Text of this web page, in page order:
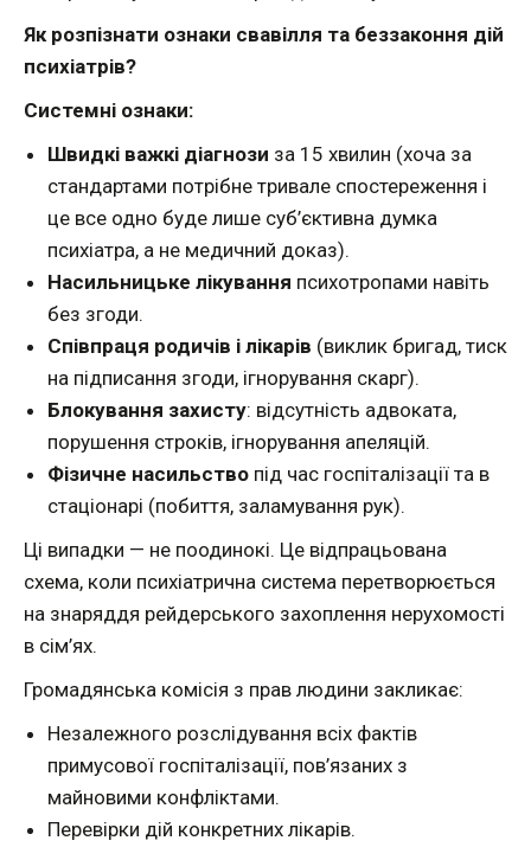
Як розпізнати ознаки свавілля та беззаконня дій
психіатрів?
Системні ознаки:
Швидкі важкі діагнози за 15 хвилин (хоча за
стандартами потрібне тривале спостереження і
це все одно буде лише суб’єктивна думка
психіатра, а не медичний доказ).
Насильницьке лікування психотропами навіть
без згоди.
Співпраця родичів і лікарів (виклик бригад, тиск
на підписання згоди, ігнорування скарг).
Блокування захисту: відсутність адвоката,
порушення строків, ігнорування апеляцій.
Фізичне насильство під час госпіталізації та в
стаціонарі (побиття, заламування рук).
Ці випадки — не поодинокі. Це відпрацьована
схема, коли психіатрична система перетворюється
на знаряддя рейдерського захоплення нерухомості
в сім’ях.
Громадянська комісія з прав людини закликає:
Незалежного розслідування всіх фактів
примусової госпіталізації, пов’язаних з
майновими конфліктами.
Перевірки дій конкретних лікарів.